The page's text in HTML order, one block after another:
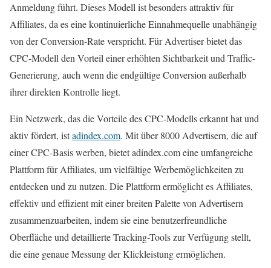
Anmeldung führt. Dieses Modell ist besonders attraktiv für
Affiliates, da es eine kontinuierliche Einnahmequelle unabhängig
von der Conversion-Rate verspricht. Für Advertiser bietet das
CPC-Modell den Vorteil einer erhöhten Sichtbarkeit und Traffic-
Generierung, auch wenn die endgültige Conversion außerhalb
ihrer direkten Kontrolle liegt.
Ein Netzwerk, das die Vorteile des CPC-Modells erkannt hat und
aktiv fördert, istadindex.com. Mit über 8000 Advertisern, die auf
einer CPC-Basis werben, bietet adindex.com eine umfangreiche
Plattform für Affiliates, um vielfältige Werbemöglichkeiten zu
entdecken und zu nutzen. Die Plattform ermöglicht es Affiliates,
effektiv und effizient mit einer breiten Palette von Advertisern
zusammenzuarbeiten, indem sie eine benutzerfreundliche
Oberfläche und detaillierte Tracking-Tools zur Verfügung stellt,
die eine genaue Messung der Klickleistung ermöglichen.